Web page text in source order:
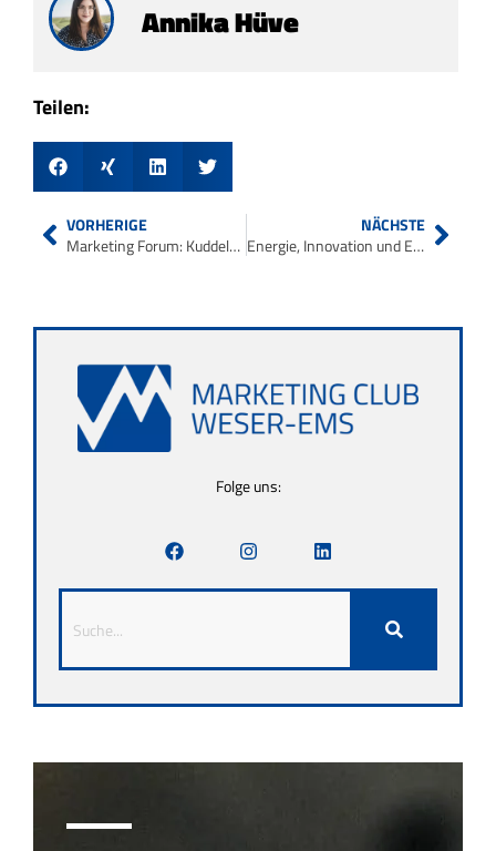
Annika Hüve
Teilen:
VORHERIGE
Marketing Forum: Kuddelmuddel oder Diversität. Mit Yared Dibaba
NÄCHSTE
Energie, Innovation und Erfolg – Wie ein Oldenburger Weltmarktführer den Markt bewegt
Folge uns: